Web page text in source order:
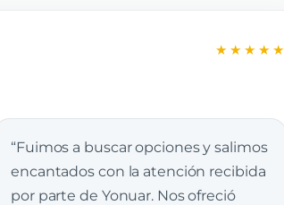
★★★★★
“Fuimos a buscar opciones y salimos
encantados con la atención recibida
por parte de Yonuar. Nos ofreció